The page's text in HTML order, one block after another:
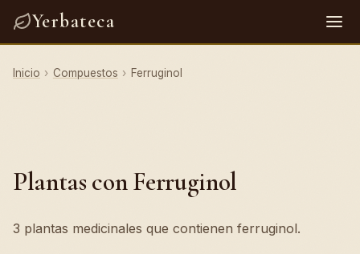
Yerbateca
Inicio › Compuestos › Ferruginol
Plantas con Ferruginol
3 plantas medicinales que contienen ferruginol.